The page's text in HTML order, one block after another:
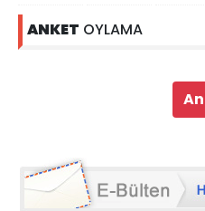
ANKET OYLAMA